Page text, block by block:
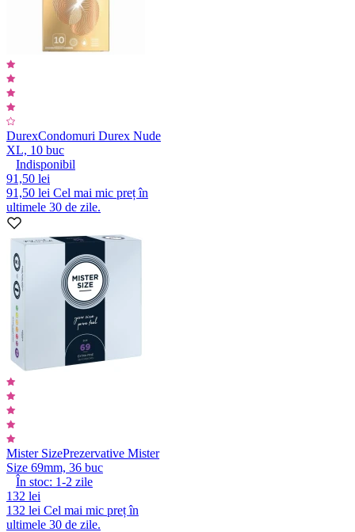
DurexCondomuri Durex Nude
XL, 10 buc
Indisponibil
91,50 lei
91,50 lei Cel mai mic preț în
ultimele 30 de zile.
Mister SizePrezervative Mister
Size 69mm, 36 buc
În stoc: 1-2 zile
132 lei
132 lei Cel mai mic preț în
ultimele 30 de zile.